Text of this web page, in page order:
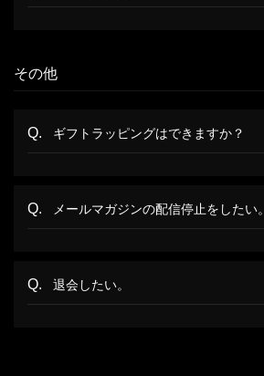
その他
ギフトラッピングはできますか？
メールマガジンの配信停止をしたい。
退会したい。